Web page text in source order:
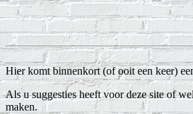
Hier komt binnenkort (of ooit een keer)
Als u suggesties heeft voor deze site of
maken.